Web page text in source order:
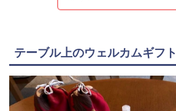
テーブル上のウェルカムギフト